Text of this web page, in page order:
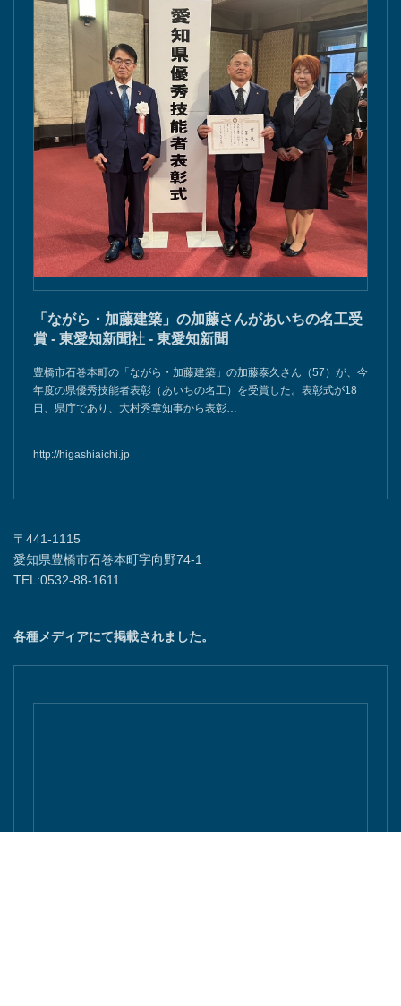
「ながら・加藤建築」の加藤さんがあいちの名工受
賞 - 東愛知新聞社 - 東愛知新聞
豊橋市石巻本町の「ながら・加藤建築」の加藤泰久さん（57）が、今
年度の県優秀技能者表彰（あいちの名工）を受賞した。表彰式が18
日、県庁であり、大村秀章知事から表彰…
http://higashiaichi.jp
〒441-1115
愛知県豊橋市石巻本町字向野74-1
TEL:0532-88-1611
各種メディアにて掲載されました。